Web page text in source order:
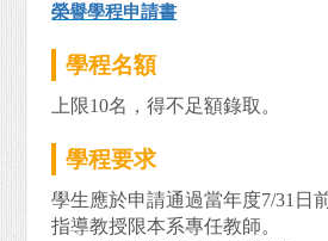
榮譽學程申請書
學程名額
上限10名，得不足額錄取。
學程要求
學生應於申請通過當年度7/31日
指導教授限本系專任教師。